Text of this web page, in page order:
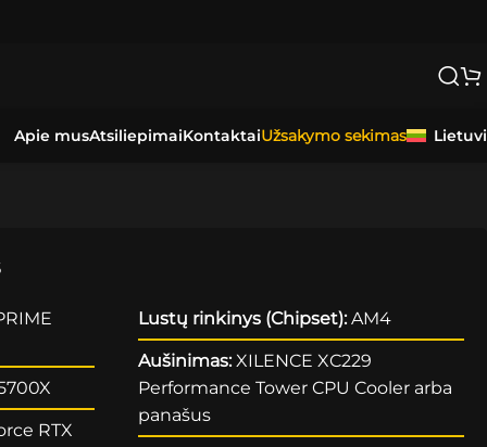
Apie musAtsiliepimaiKontaktaiUžsakymo sekimas
RTX
Lustų rinkinys (Chipset): AM4
Aušinimas: XILENCE XC229
Performance Tower CPU Cooler arba
panašus